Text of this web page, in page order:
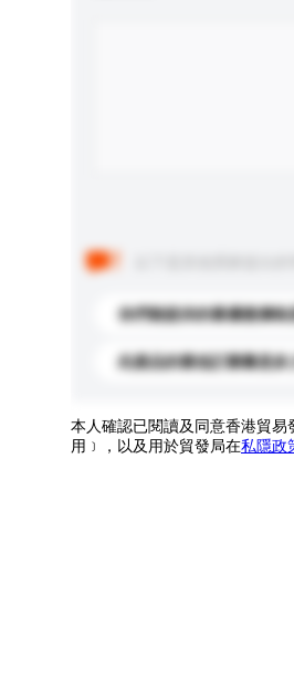
你們能提供的最優惠價格
此產品的最低訂購量是多
本人確認已閱讀及同意香港貿易
用﹞，以及用於貿發局在私隱政